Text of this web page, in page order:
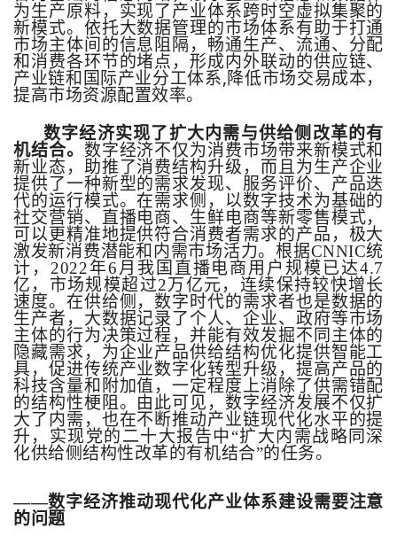
为生产原料，实现了产业体系跨时空虚拟集聚的
新模式。依托大数据管理的市场体系有助于打通
市场主体间的信息阻隔，畅通生产、流通、分配
和消费各环节的堵点，形成内外联动的供应链、
产业链和国际产业分工体系,降低市场交易成本，
提高市场资源配置效率。
数字经济实现了扩大内需与供给侧改革的有
机结合。 数字经济不仅为消费市场带来新模式和
新业态，助推了消费结构升级，而且为生产企业
提供了一种新型的需求发现、服务评价、产品迭
代的运行模式。在需求侧，以数字技术为基础的
社交营销、直播电商、生鲜电商等新零售模式，
可以更精准地提供符合消费者需求的产品，极大
激发新消费潜能和内需市场活力。根据CNNIC统
计， 2022年6月我国直播电商用户规模已达4.7
亿，市场规模超过2万亿元，连续保持较快增长
速度。在供给侧，数字时代的需求者也是数据的
生产者，大数据记录了个人、企业、政府等市场
主体的行为决策过程，并能有效发掘不同主体的
隐藏需求，为企业产品供给结构优化提供智能工
具，促进传统产业数字化转型升级，提高产品的
科技含量和附加值，一定程度上消除了供需错配
的结构性梗阻。由此可见，数字经济发展不仅扩
大了内需，也在不断推动产业链现代化水平的提
升，实现党的二十大报告中“扩大内需战略同深
化供给侧结构性改革的有机结合”的任务。
——数字经济推动现代化产业体系建设需要注意
的问题